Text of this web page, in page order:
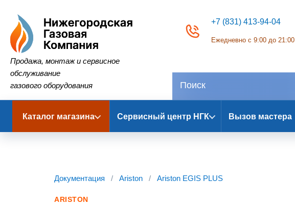
Нижегородская Газовая Компания
Продажа, монтаж и сервисное
обслуживание
газового оборудования
+7 (831) 413-94-04
Ежедневно с 9:00 до 21:00
Каталог магазина Сервисный центр НГК Вызов мастера
Документация / Ariston / Ariston EGIS PLUS
ARISTON